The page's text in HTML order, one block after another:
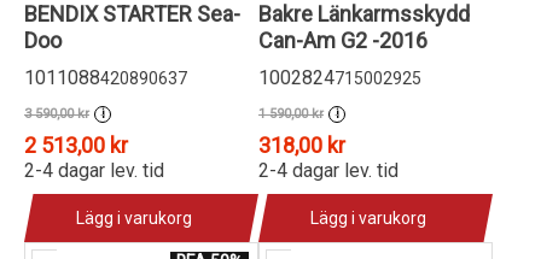
BENDIX STARTER Sea-
Doo
1011088420890637
3 590,00 kr i
2 513,00 kr
2-4 dagar lev. tid
Lägg i varukorg
Bakre Länkarmsskydd
Can-Am G2 -2016
1002824715002925
1 590,00 kr i
318,00 kr
2-4 dagar lev. tid
Lägg i varukorg